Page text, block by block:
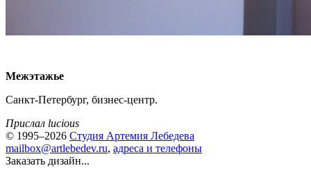
Межэтажье
Санкт-Петербург, бизнес-центр.
Прислал lucious
© 1995–2026 Студия Артемия Лебедева
mailbox@artlebedev.ru, адреса и телефоны
Заказать дизайн...